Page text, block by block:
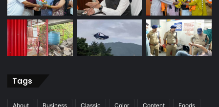
Tags
About Business Classic Color Content Foods